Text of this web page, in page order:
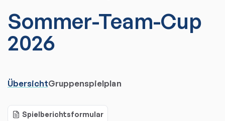
Sommer-Team-Cup
2026
ÜbersichtGruppenspielplan
Spielberichtsformular